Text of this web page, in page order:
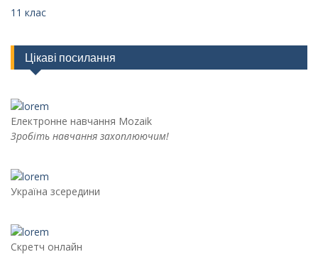
11 клас
Цікаві посилання
Електронне навчання Mozaik
Зробіть навчання захоплюючим!
Україна зсередини
Скретч онлайн